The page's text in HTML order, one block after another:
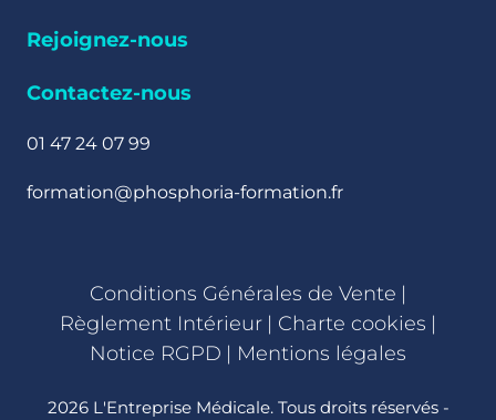
Rejoignez-nous
Contactez-nous
01 47 24 07 99
formation@phosphoria-formation.fr
Conditions Générales de Vente |
Règlement Intérieur | Charte cookies |
Notice RGPD | Mentions légales
2026 L'Entreprise Médicale. Tous droits réservés -